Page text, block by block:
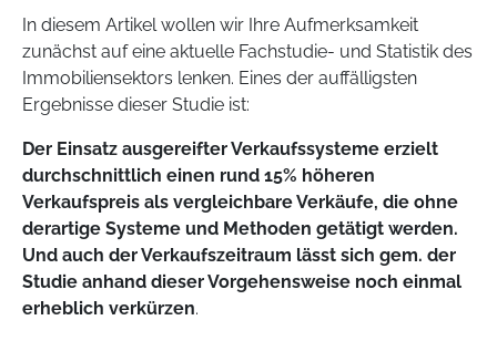
In diesem Artikel wollen wir Ihre Aufmerksamkeit
zunächst auf eine aktuelle Fachstudie- und Statistik des
Immobiliensektors lenken. Eines der auffälligsten
Ergebnisse dieser Studie ist:
Der Einsatz ausgereifter Verkaufssysteme erzielt
durchschnittlich einen rund 15% höheren
Verkaufspreis als vergleichbare Verkäufe, die ohne
derartige Systeme und Methoden getätigt werden.
Und auch der Verkaufszeitraum lässt sich gem. der
Studie anhand dieser Vorgehensweise noch einmal
erheblich verkürzen.